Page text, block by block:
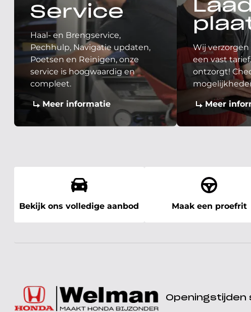
Service
Haal- en Brengservice,
Pechhulp, Navigatie updaten,
Poetsen en Reinigen, onze
service is hoogwaardig en
compleet.
Meer informatie
Wij
een vast
ontzorgt!
Meer
Bekijk ons volledige aanbod Maak een proefrit
Openingstijden